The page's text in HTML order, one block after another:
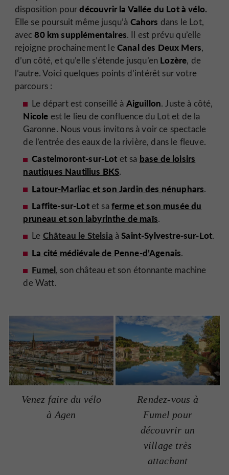
disposition pourdécouvrir la Vallée du Lot à vélo.
Elle se poursuit même jusqu’à Cahors dans le Lot,
avec80 km supplémentaires. Il est prévu qu’elle
rejoigne prochainement leCanal des Deux Mers,
d’un côté, et qu’elle s’étende jusqu’en Lozère, de
l’autre. Voici quelques points d’intérêt sur votre
parcours :
Le départ est conseillé à Aiguillon. Juste à côté,
Nicole est le lieu de confluence du Lot et de la
Garonne. Nous vous invitons à voir ce spectacle
de l’entrée des eaux de la rivière, dans le fleuve.
Castelmoront-sur-Lot et sa base de loisirs
nautiques Nautilius BKS.
Latour-Marliac et son Jardin des nénuphars.
Laffite-sur-Lotet saferme et son musée du
pruneau et son labyrinthe de maïs.
Le Château le Stelsia àSaint-Sylvestre-sur-Lot.
La cité médiévale de Penne-d’Agenais.
Fumel, son château et son étonnante machine
de Watt.
Venez faire du vélo
à Agen
Rendez-vous à
Fumel pour
découvrir un
village très
attachant